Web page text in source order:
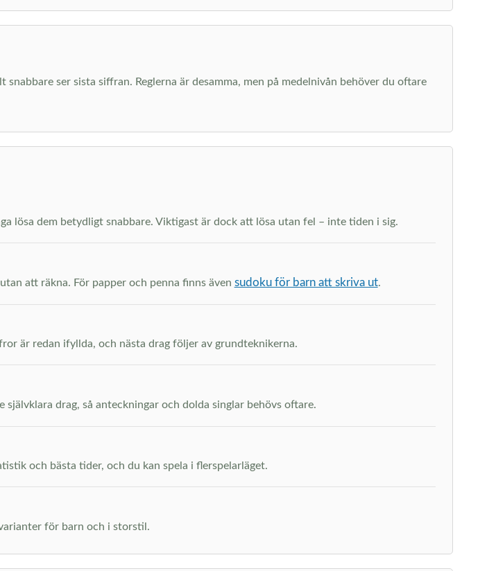
ser sista siffran. Reglerna är desamma, men på medelnivån behöver du oftare
lösa dem betydligt snabbare. Viktigast är dock att lösa utan fel – inte tiden i sig.
att räkna. För papper och penna finns även sudoku för barn att skriva ut.
är redan ifyllda, och nästa drag följer av grundteknikerna.
självklara drag, så anteckningar och dolda singlar behövs oftare.
och bästa tider, och du kan spela i flerspelarläget.
för barn och i storstil.